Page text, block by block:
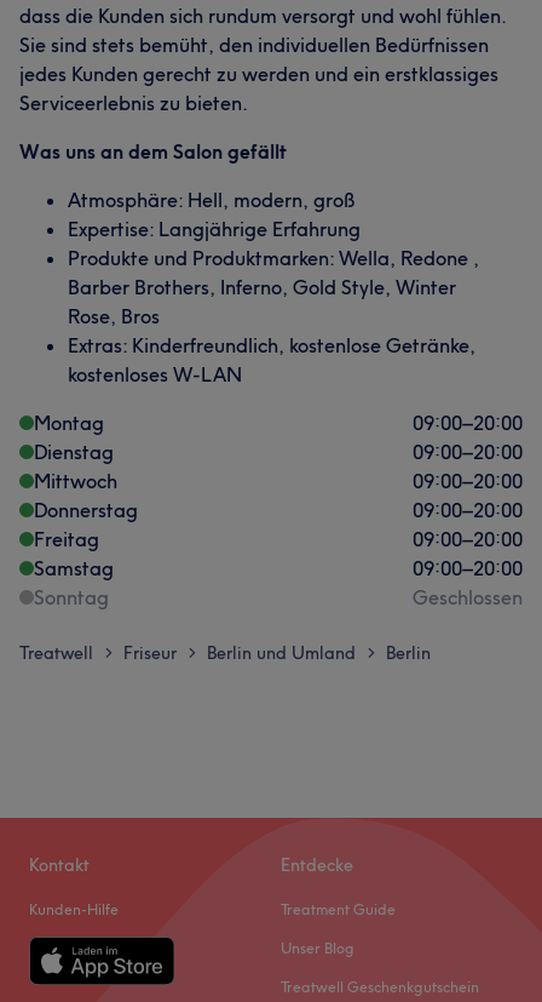
dass die Kunden sich rundum versorgt und wohl fühlen.
Sie sind stets bemüht, den individuellen Bedürfnissen
jedes Kunden gerecht zu werden und ein erstklassiges
Serviceerlebnis zu bieten.
Was uns an dem Salon gefällt
Atmosphäre: Hell, modern, groß
Expertise: Langjährige Erfahrung
Produkte und Produktmarken: Wella, Redone ,
Barber Brothers, Inferno, Gold Style, Winter
Rose, Bros
Extras: Kinderfreundlich, kostenlose Getränke,
kostenloses W-LAN
Montag
09:00–20:00
Dienstag
09:00–20:00
Mittwoch
09:00–20:00
Donnerstag
09:00–20:00
Freitag
09:00–20:00
Samstag
09:00–20:00
Sonntag
Geschlossen
Treatwell > Friseur > Berlin und Umland > Berlin
Kontakt
Kunden-Hilfe
Entdecke
Treatment Guide
Unser Blog
Treatwell Geschenkgutschein